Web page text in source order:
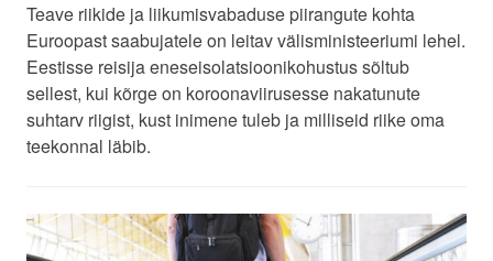
Teave riikide ja liikumisvabaduse piirangute kohta
Euroopast saabujatele on leitav välisministeeriumi lehel.
Eestisse reisija eneseisolatsioonikohustus sõltub
sellest, kui kõrge on koroonaviirusesse nakatunute
suhtarv riigist, kust inimene tuleb ja milliseid riike oma
teekonnal läbib.